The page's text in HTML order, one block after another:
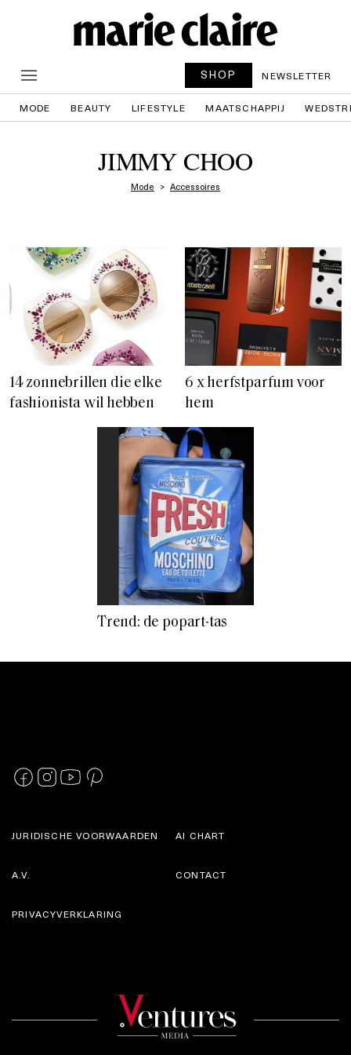
SHOP NEWSLETTER
MODE BEAUTY LIFESTYLE MAATSCHAPPIJ
JIMMY CHOO
Mode Accessoires
14 zonnebrillen die elke
fashionista wil hebben
6 x herfstparfum voor
hem
Trend: de popart-tas
JURIDISCHE VOORWAARDEN
A.V.
AI CHART
CONTACT
PRIVACYVERKLARING